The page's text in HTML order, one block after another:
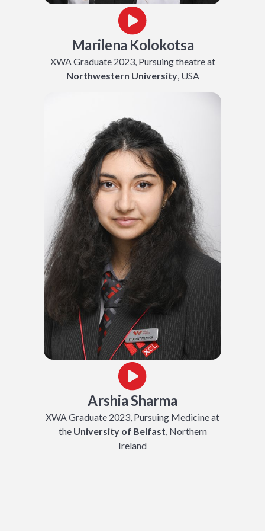
Marilena Kolokotsa
XWA Graduate 2023, Pursuing theatre at
Northwestern University, USA
Arshia Sharma
XWA Graduate 2023, Pursuing Medicine at
the University of Belfast , Northern
Ireland